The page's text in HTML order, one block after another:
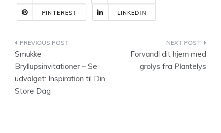
PINTEREST LINKEDIN
Indlægsnavigation
Smukke
Bryllupsinvitationer – Se
udvalget: Inspiration til Din
Store Dag
Forvandl dit hjem med
grolys fra Plantelys